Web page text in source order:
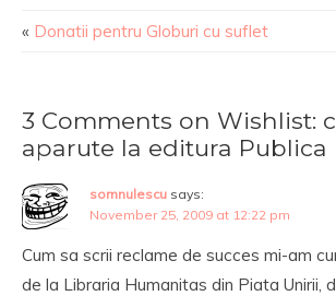
« Donatii pentru Globuri cu suflet
3 Comments on Wishlist:
aparute la editura Publica
somnulescu says:
November 25, 2009 at 12:22 pm
Cum sa scrii reclame de succes mi-am
de la Libraria Humanitas din Piata Unirii,